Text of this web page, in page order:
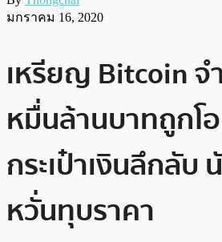
มกราคม 16, 2020
เหรียญ Bitcoin จ
หมื่นล้านบาทถูกโ
กระเป๋าเงินลึกลับ
หวั่นทุบราคา